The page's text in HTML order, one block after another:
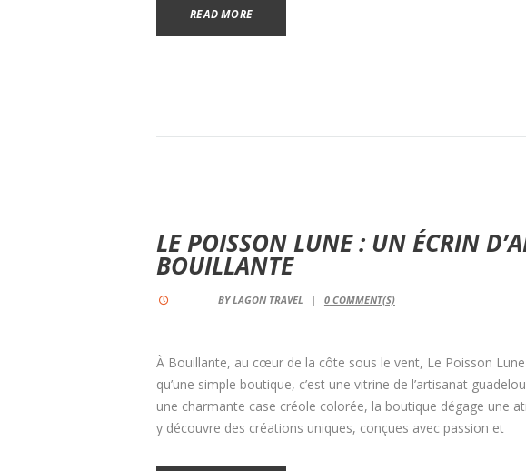
READ MORE
LE POISSON LUNE : UN ÉCRIN
BOUILLANTE
BYLAGON TRAVEL 0COMMENT(S)
À Bouillante, au cœur de la côte sous le vent, Le Poisson
qu’une simple boutique, c’est une vitrine de l’artisanat
une charmante case créole colorée, la boutique dégage une
y découvre des créations uniques, conçues avec passion et